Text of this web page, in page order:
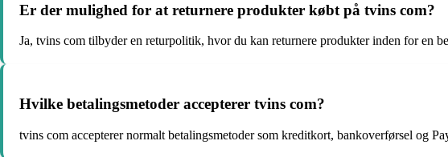
Er der mulighed for at returnere produkter købt på tvins com?
Ja, tvins com tilbyder en returpolitik, hvor du kan returnere produkter inden for en
Hvilke betalingsmetoder accepterer tvins com?
tvins com accepterer normalt betalingsmetoder som kreditkort, bankoverførsel og